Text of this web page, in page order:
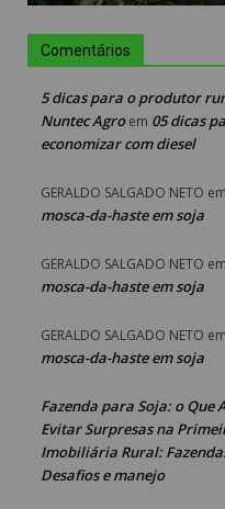
Comentários
5 dicas para o produtor
Nuntec Agroem 05 dicas
economizar com diesel
GERALDO SALGADO NETO em
mosca-da-haste em soja
GERALDO SALGADO NETO em
mosca-da-haste em soja
GERALDO SALGADO NETO em
mosca-da-haste em soja
Fazenda para Soja: o Que
Evitar Surpresas na
Imobiliária Rural:
Desafios e manejo